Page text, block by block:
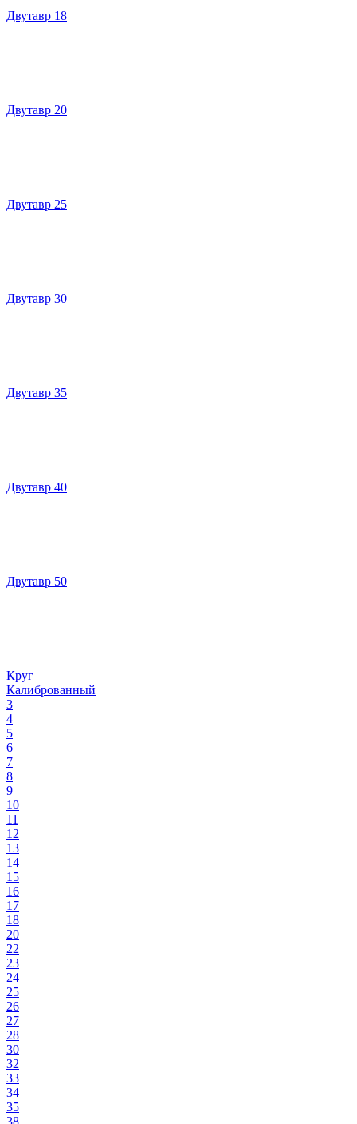
Двутавр 18
Двутавр 20
Двутавр 25
Двутавр 30
Двутавр 35
Двутавр 40
Двутавр 50
Круг
Калиброванный
3
4
5
6
7
8
9
10
11
12
13
14
15
16
17
18
20
22
23
24
25
26
27
28
30
32
33
34
35
38